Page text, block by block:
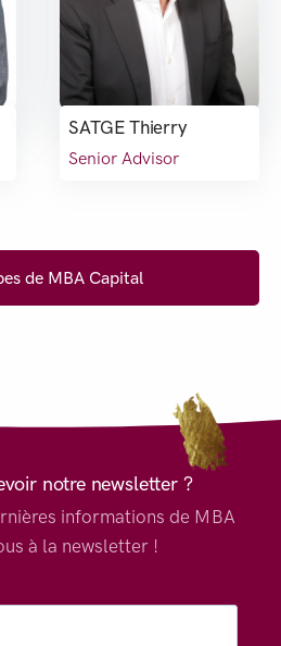
SATGE Thierry
Senior Advisor
de MBA Capital
notre newsletter ?
informations de MBA
à la newsletter !